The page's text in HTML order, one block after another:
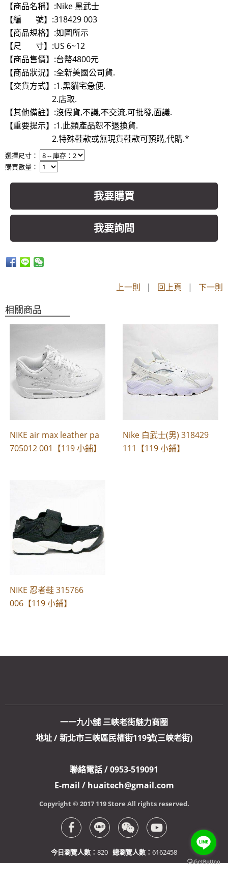
【商品名稱】:Nike 黑武士
【編 號】:318429 003
【商品規格】:如圖所示
【尺 寸】:US 6~12
【商品售價】:台幣4800元
【商品狀況】:全新美國公司貨.
【交貨方式】:1.黑貓宅急便.
2.店取.
【其他備註】:沒假貨,不議,不交流,可批發,面議.
【重要提示】:1.此類產品恕不退換貨.
2.特殊鞋款或無現貨鞋款可預購,代購.*
選擇尺寸：
購買數量：
我要購買
我要詢問
上一則 | 回上頁 | 下一則
相關商品
NIKE air max leather pa
705012 001【119 小鋪】
Nike 白武士(男) 318429
111【119 小鋪】
NIKE 忍者鞋 315766
006【119 小鋪】
一一九小舖 三峽老街魅力商圈
地址 / 新北市三峽區民權街119號(三峽老街)
聯絡電話 / 0953-519091
E-mail / huaitech@gmail.com
Copyright © 2017 119 Store All rights reserved.
今日瀏覽人數： 820 總瀏覽人數： 6162458